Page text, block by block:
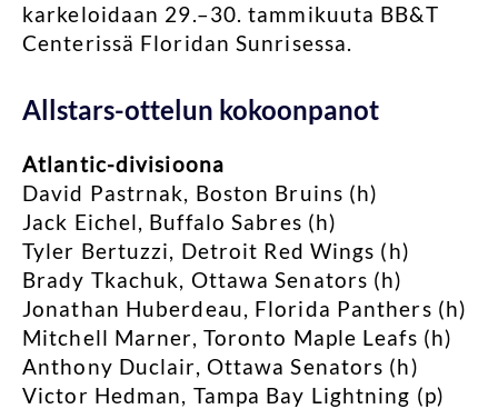
karkeloidaan 29.–30. tammikuuta BB&T
Centerissä Floridan Sunrisessa.
Allstars-ottelun kokoonpanot
Atlantic-divisioona
David Pastrnak, Boston Bruins (h)
Jack Eichel, Buffalo Sabres (h)
Tyler Bertuzzi, Detroit Red Wings (h)
Brady Tkachuk, Ottawa Senators (h)
Jonathan Huberdeau, Florida Panthers (h)
Mitchell Marner, Toronto Maple Leafs (h)
Anthony Duclair, Ottawa Senators (h)
Victor Hedman, Tampa Bay Lightning (p)